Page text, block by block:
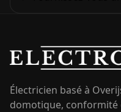
Électricien basé à
domotique, conformité